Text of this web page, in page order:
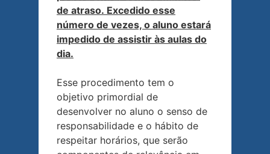
de atraso. Excedido esse
número de vezes, o aluno estará
impedido de assistir às aulas do
dia.
Esse procedimento tem o
objetivo primordial de
desenvolver no aluno o senso de
responsabilidade e o hábito de
respeitar horários, que serão